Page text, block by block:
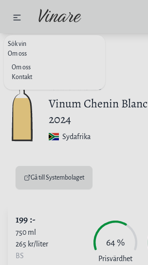
Sök vin
Om oss
Om oss
Kontakt
VITT VIN
Radford Dale
Vinum Chenin Blanc
2024
Sydafrika
Gå till Systembolaget
199:-
750 ml
265 kr/liter
BS
64 %
Prisvärdhet